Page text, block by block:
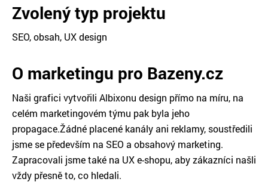
Zvolený typ projektu
SEO, obsah, UX design
O marketingu pro Bazeny.cz
Naši grafici vytvořili Albixonu design přímo na míru, na
celém marketingovém týmu pak byla jeho
propagace.Žádné placené kanály ani reklamy, soustředili
jsme se především na SEO a obsahový marketing.
Zapracovali jsme také na UX e-shopu, aby zákazníci našli
vždy přesně to, co hledali.